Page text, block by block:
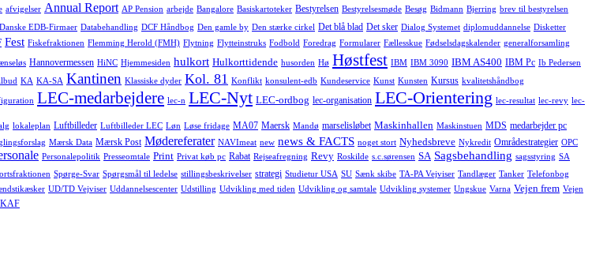
afvigelser Annual Report AP Pension arbejde Bangalore Basiskartoteker Bestyrelsen Bestyrelsesmøde Besøg Bidmann Bjerring brev til bestyrelsen
Danske EDB-Firmaer Databehandling DCF Håndbog Den gamle by Den stærke cirkel Det blå blad Det sker Dialog Systemet diplomuddannelse Disketter
Fest Fiskefraktionen Flemming Herold (FMH) Flytning Flytteinstruks Fodbold Foredrag Formularer Fællesskue Fødselsdagskalender generalforsamling
Hannovermessen HiNC Hjemmesiden hulkort Hulkorttidende husorden Hø Høstfest IBM IBM 3090 IBM AS400 IBM Pc Ib Pedersen
KA KA-SA Kantinen Klassiske dyder Kol. 81 Konflikt konsulent-edb Kundeservice Kunst Kunsten Kursus kvalitetshåndbog
LEC-medarbejdere lec-n LEC-Nyt LEC-ordbog lec-organisation LEC-Orientering lec-resultat lec-revy lec-
lokaleplan Luftbilleder Luftbilleder LEC Løn Løse fridage MA07 Maersk Mandø marselisløbet Maskinhallen Maskinstuen MDS medarbejder pc
Mærsk Data Mærsk Post Mødereferater NAVImeat new news & FACTS noget stort Nyhedsbreve Nykredit Områdestrategier OPC
Personalepolitik Presseomtale Print Privat køb pc Rabat Rejseafregning Revy Roskilde s.c.sørensen SA Sagsbehandling sagsstyring SA
Spørge-Svar Spørgsmål til ledelse stillingsbeskrivelser strategi Studietur USA SU Sænk skibe TA-PA Vejviser Tandlæger Tanker Telefonbog
UD/TD Vejviser Uddannelsescenter Udstilling Udvikling med tiden Udvikling og samtale Udvikling systemer Ungskue Varna Vejen frem Vejen